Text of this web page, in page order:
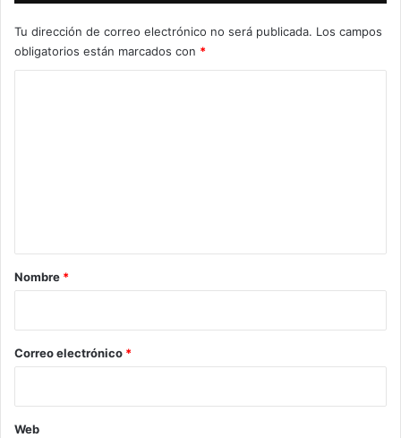
Tu dirección de correo electrónico no será publicada. Los campos
obligatorios están marcados con *
r
*
Nombre *
Correo electrónico *
Web